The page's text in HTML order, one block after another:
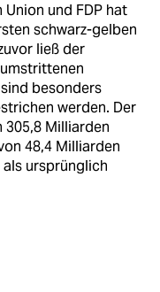
und FDP hat
schwarz-gelben
ließ der
besonders
werden. Der
305,8 Milliarden
48,4 Milliarden
ursprünglich